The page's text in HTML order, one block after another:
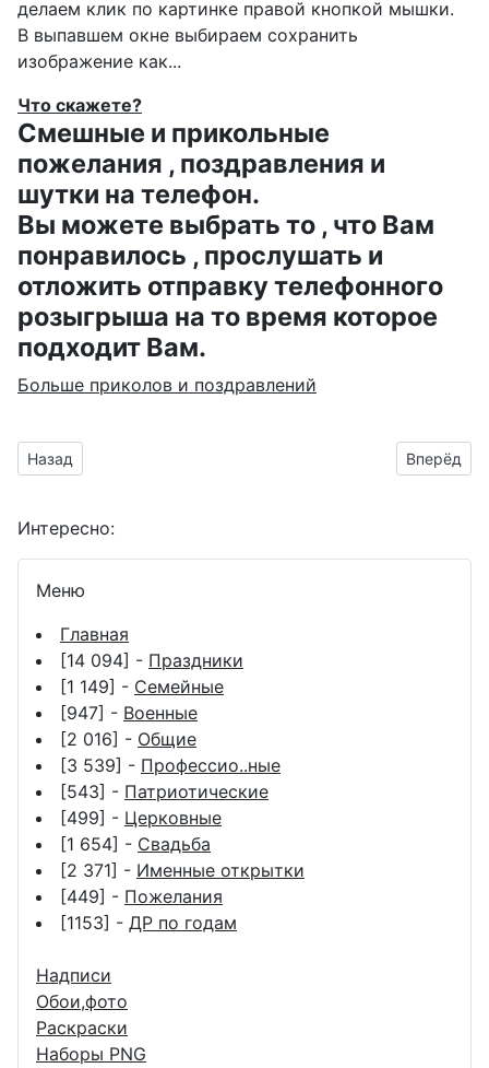
делаем клик по картинке правой кнопкой мышки.
В выпавшем окне выбираем сохранить
изображение как...
Что скажете?
Смешные и прикольные
пожелания , поздравления и
шутки на телефон.
Вы можете выбрать то , что Вам
понравилось , прослушать и
отложить отправку телефонного
розыгрыша на то время которое
подходит Вам.
Больше приколов и поздравлений
Предыдущий материал: смайлик с именем Ахмедушка на
Назад Вперёд
Интересно:
Меню
Главная
[14 094] - Праздники
[1 149] - Семейные
[947] - Военные
[2 016] - Общие
[3 539] - Профессио..ные
[543] - Патриотические
[499] - Церковные
[1 654] - Свадьба
[2 371] - Именные открытки
[449] - Пожелания
[1153] - ДР по годам
Надписи
Обои,фото
Раскраски
Наборы PNG